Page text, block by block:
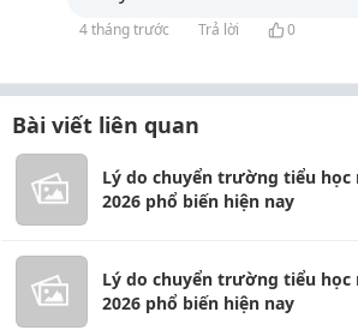
4 tháng trước Trả lời 0
Bài viết liên quan
Lý do chuyển trường tiểu học
2026 phổ biến hiện nay
Lý do chuyển trường tiểu học
2026 phổ biến hiện nay